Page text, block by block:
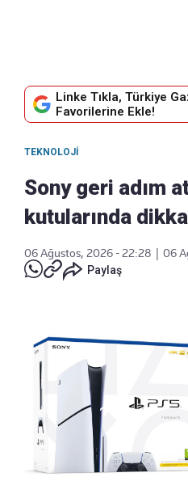
Linke Tıkla, Türkiye
Favorilerine Ekle!
TEKNOLOJI
Sony geri adım
kutularında
06 Ağustos, 2026 - 22:28
06
Paylaş